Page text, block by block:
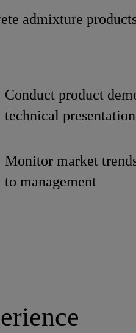
admixture
Conduct product
technical
Monitor market
to management